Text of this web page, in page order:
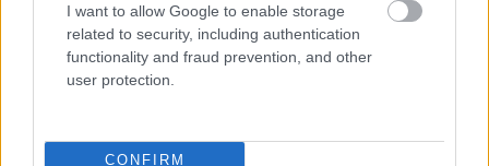
I want to allow Google to enable storage
related to security, including authentication
functionality and fraud prevention, and other
user protection.
CONFIRM
FORMA-1
A Ferrari olyan útra lépett amely